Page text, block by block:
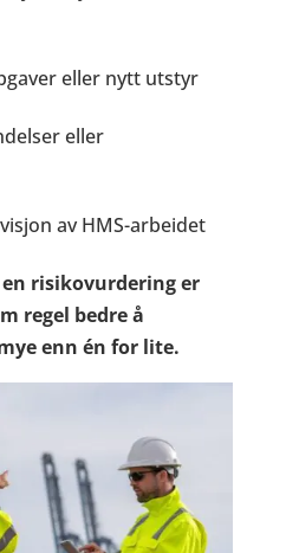
eller nytt utstyr
eller
av HMS-arbeidet
risikovurdering er
regel bedre å
enn én for lite.